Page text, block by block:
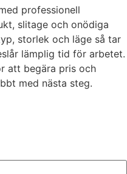
professionell
slitage och onödiga
storlek och läge så tar
lämplig tid för arbetet.
att begära pris och
med nästa steg.